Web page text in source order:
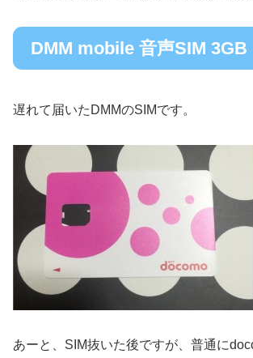
DMM mobile 音声SIM 3GB
遅れて届いたDMMのSIMです。
あーと、SIM抜いた後ですが、普通に